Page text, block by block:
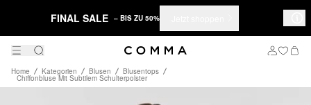
FINAL SALE – BIS ZU 50%
Home Kategorien Blusen Blusentops
Chiffonbluse Mit Subtilem Schulterpolster